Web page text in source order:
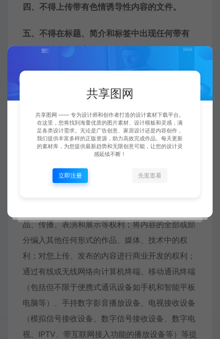
四、不得上传带有色情诱导性内容的文件。
五、不得在标题、简介和标签中出现任何带有
低俗色情含义的字眼。
予以删除，希望广大的创作者们理解的支持。
您使用共享图网平台服务上传、发布或传输内容即
不可撤销的、免费的授予共享图网平台对该内容的
品、传播、表演和展示等权利；将内容的全部或部
分编入其他任何形式的作品、媒体、技术中的权
利；对您上传、发布的内容进行商业开发的权利；
通过有线或无线网络向计算机终端、移动通讯终端
（包括但不限于便携式通讯设备如手机和智能平板
电脑等）、手持数字影音播放设备、电视接收设备
（模拟信号接收设备、数字信号接收设备、数字电
视、IPTV、带互联网接入功能的播放设备等）等提
共享图网
共享图网 —— 专为设计师和创作者打造的设计素材下载平台。
在这里，您将找到海量优质的图片素材、设计模板和灵感，满
足各类设计需求。无论是广告创意、家居设计还是内容创作，
我们提供丰富多样的正版资源，助力高效完成作品。每天更新
的素材库，为您提供最新趋势和无限创意可能，让您的设计灵
感延续不断！
立即注册 先逛逛看